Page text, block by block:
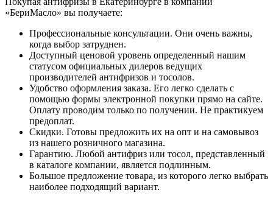
«БериМасло» вы получаете:
Профессиональные консультации. Они очень важны,
когда выбор затруднен.
Доступный ценовой уровень определенный нашим
статусом официальных дилеров ведущих
производителей антифризов и тосолов.
Удобство оформления заказа. Его легко сделать с
помощью формы электронной покупки прямо на сайте.
Оплату проводим только по получении. Не практикуем
предоплат.
Скидки. Готовы предложить их на опт и на самовывоз
из нашего розничного магазина.
Гарантию. Любой антифриз или тосол, представленный
в каталоге компании, является подлинным.
Большое предложение товара, из которого легко выбрать
наиболее подходящий вариант.